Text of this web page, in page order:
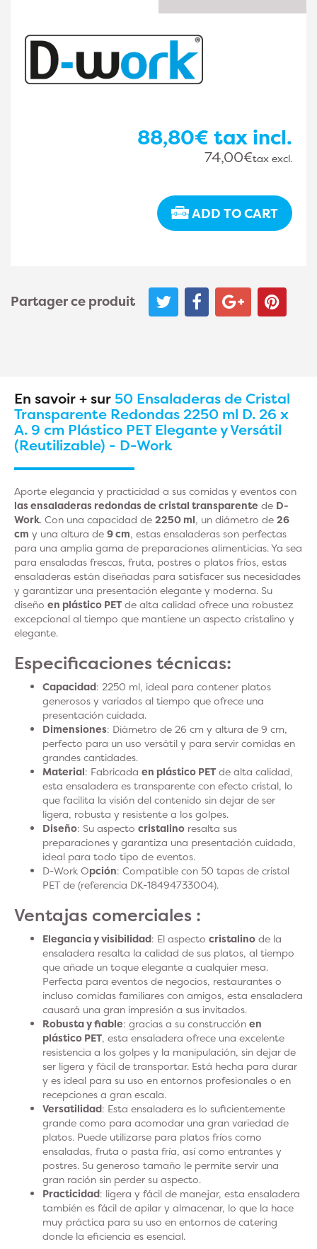
88,80€ tax incl.
74,00€tax excl.
ADD TO CART
Partager ce produit
En savoir + sur 50 Ensaladeras de Cristal
Transparente Redondas 2250 ml D. 26 x
A. 9 cm Plástico PET Elegante y Versátil
(Reutilizable) - D-Work
Aporte elegancia y practicidad a sus comidas y eventos con
las ensaladeras redondas de cristal transparente de D-
Work. Con una capacidad de 2250 ml, un diámetro de 26
cm y una altura de 9 cm, estas ensaladeras son perfectas
para una amplia gama de preparaciones alimenticias. Ya sea
para ensaladas frescas, fruta, postres o platos fríos, estas
ensaladeras están diseñadas para satisfacer sus necesidades
y garantizar una presentación elegante y moderna. Su
diseño en plástico PET de alta calidad ofrece una robustez
excepcional al tiempo que mantiene un aspecto cristalino y
elegante.
Especificaciones técnicas:
Capacidad: 2250 ml, ideal para contener platos
generosos y variados al tiempo que ofrece una
presentación cuidada.
Dimensiones: Diámetro de 26 cm y altura de 9 cm,
perfecto para un uso versátil y para servir comidas en
grandes cantidades.
Material: Fabricada en plástico PET de alta calidad,
esta ensaladera es transparente con efecto cristal, lo
que facilita la visión del contenido sin dejar de ser
ligera, robusta y resistente a los golpes.
Diseño: Su aspecto cristalino resalta sus
preparaciones y garantiza una presentación cuidada,
ideal para todo tipo de eventos.
D-Work Opción: Compatible con 50 tapas de cristal
PET de (referencia DK-18494733004).
Ventajas comerciales :
Elegancia y visibilidad: El aspecto cristalino de la
ensaladera resalta la calidad de sus platos, al tiempo
que añade un toque elegante a cualquier mesa.
Perfecta para eventos de negocios, restaurantes o
incluso comidas familiares con amigos, esta ensaladera
causará una gran impresión a sus invitados.
Robusta y fiable: gracias a su construcción en
plástico PET, esta ensaladera ofrece una excelente
resistencia a los golpes y la manipulación, sin dejar de
ser ligera y fácil de transportar. Está hecha para durar
y es ideal para su uso en entornos profesionales o en
recepciones a gran escala.
Versatilidad: Esta ensaladera es lo suficientemente
grande como para acomodar una gran variedad de
platos. Puede utilizarse para platos fríos como
ensaladas, fruta o pasta fría, así como entrantes y
postres. Su generoso tamaño le permite servir una
gran ración sin perder su aspecto.
Practicidad: ligera y fácil de manejar, esta ensaladera
también es fácil de apilar y almacenar, lo que la hace
muy práctica para su uso en entornos de catering
donde la eficiencia es esencial.